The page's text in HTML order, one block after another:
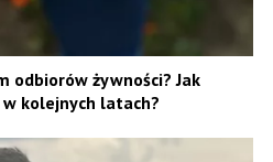
odbiorów żywności? Jak
kolejnych latach?